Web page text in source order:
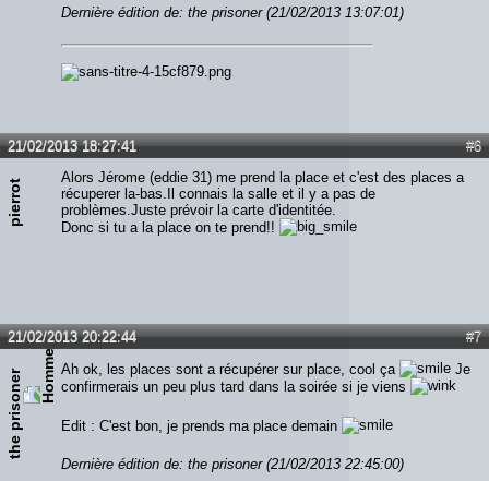
Dernière édition de: the prisoner (21/02/2013 13:07:01)
#6
21/02/2013 18:27:41
pierrot
Alors Jérome (eddie 31) me prend la place et c'est des places a
récuperer la-bas.Il connais la salle et il y a pas de
problèmes.Juste prévoir la carte d'identitée.
Donc si tu a la place on te prend!!
#7
21/02/2013 20:22:44
the prisoner Ah ok, les places sont a récupérer sur place, cool ça
Je
confirmerais un peu plus tard dans la soirée si je viens
Edit : C'est bon, je prends ma place demain
Dernière édition de: the prisoner (21/02/2013 22:45:00)